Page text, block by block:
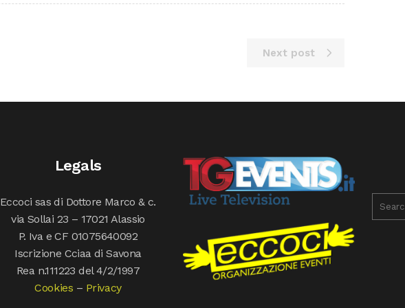
Next post
Legals
Eccoci sas di Dottore Marco & c.
via Sollai 23 – 17021 Alassio
P. Iva e CF 01075640092
Iscrizione Cciaa di Savona
Rea n.111223 del 4/2/1997
Cookies – Privacy